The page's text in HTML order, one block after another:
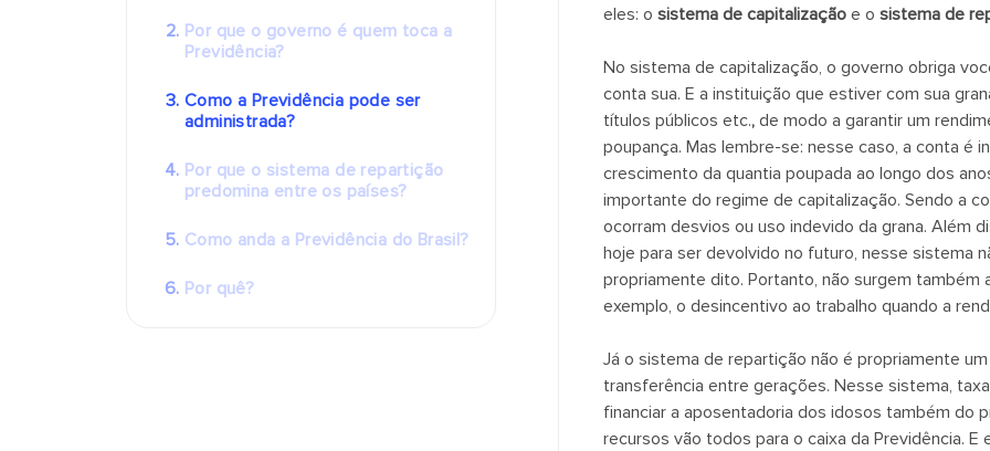
Por que o governo é quem toca a
Previdência?
Como a Previdência pode ser
administrada?
Por que o sistema de repartição
predomina entre os países?
Como anda a Previdência do Brasil?
Por quê?
eles: o sistema de capitalizaçãoe o sistema de
No sistema de capitalização, o governo obriga
conta sua. E a instituição que estiver com sua
títulos públicos etc.,de modo a garantir um
poupança. Mas lembre-se: nesse caso, a conta é
crescimento da quantia poupada ao longo dos
importante do regime de capitalização. Sendo a
ocorram desvios ou uso indevido da grana. Além
hoje para ser devolvido no futuro, nesse sistema
propriamente dito. Portanto, não surgem
exemplo, o desincentivo ao trabalho quando a
Já o sistema de repartição não é propriamente
transferência entre gerações. Nesse sistema,
financiar a aposentadoria dos idosos também do
recursos vão todos para o caixa da Previdência.